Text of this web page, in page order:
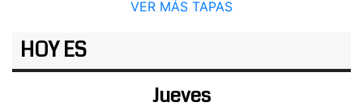
VER MÁS TAPAS
HOY ES
Jueves